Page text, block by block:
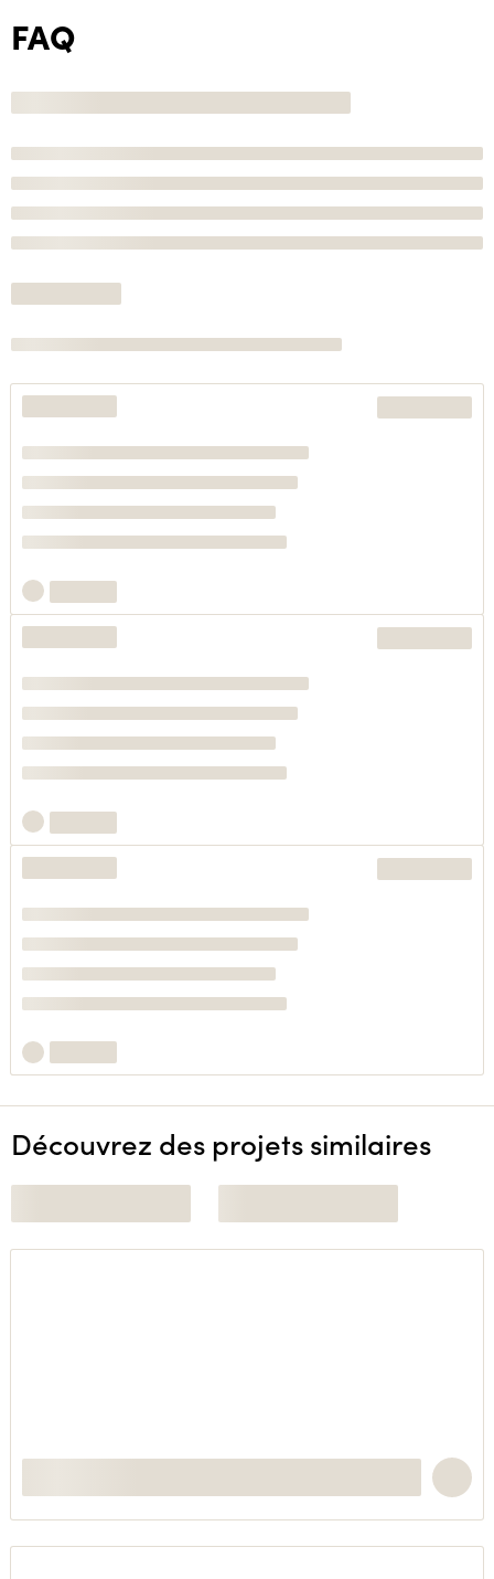
FAQ
Découvrez des projets similaires